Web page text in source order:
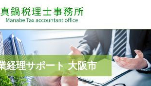
経理サポート 大阪市